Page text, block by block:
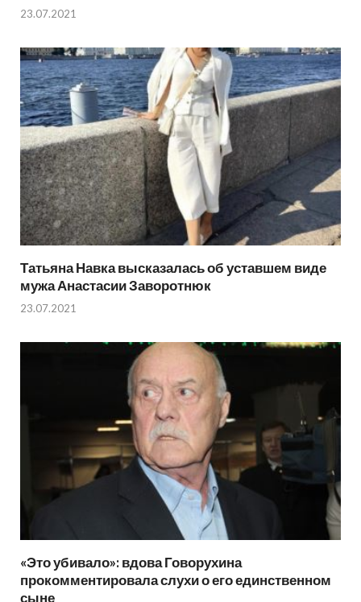
23.07.2021
Татьяна Навка высказалась об уставшем виде
мужа Анастасии Заворотнюк
23.07.2021
«Это убивало»: вдова Говорухина
прокомментировала слухи о его единственном
сыне